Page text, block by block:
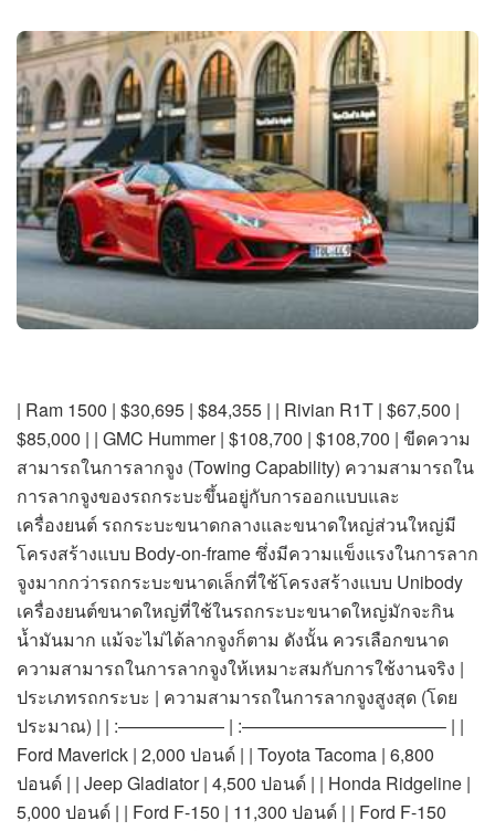
| Ram 1500 | $30,695 | $84,355 | | Rivian R1T | $67,500 |
$85,000 | | GMC Hummer | $108,700 | $108,700 | ขีดความ
สามารถในการลากจูง (Towing Capability) ความสามารถใน
การลากจูงของรถกระบะขึ้นอยู่กับการออกแบบและ
เครื่องยนต์ รถกระบะขนาดกลางและขนาดใหญ่ส่วนใหญ่มี
โครงสร้างแบบ Body-on-frame ซึ่งมีความแข็งแรงในการลาก
จูงมากกว่ารถกระบะขนาดเล็กที่ใช้โครงสร้างแบบ Unibody
เครื่องยนต์ขนาดใหญ่ที่ใช้ในรถกระบะขนาดใหญ่มักจะกิน
น้ำมันมาก แม้จะไม่ได้ลากจูงก็ตาม ดังนั้น ควรเลือกขนาด
ความสามารถในการลากจูงให้เหมาะสมกับการใช้งานจริง |
ประเภทรถกระบะ | ความสามารถในการลากจูงสูงสุด (โดย
ประมาณ) | | :—————— | :———————————– | |
Ford Maverick | 2,000 ปอนด์ | | Toyota Tacoma | 6,800
ปอนด์ | | Jeep Gladiator | 4,500 ปอนด์ | | Honda Ridgeline |
5,000 ปอนด์ | | Ford F-150 | 11,300 ปอนด์ | | Ford F-150